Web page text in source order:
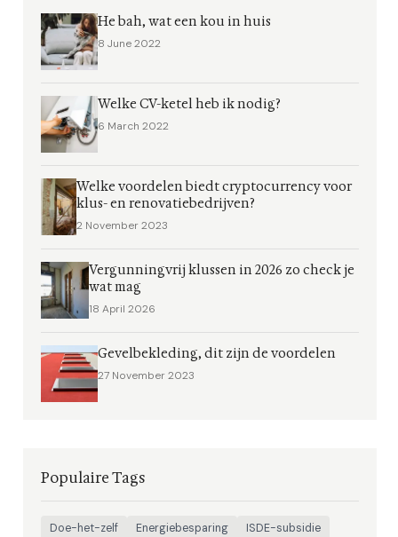
He bah, wat een kou in huis
8 June 2022
Welke CV-ketel heb ik nodig?
6 March 2022
Welke voordelen biedt cryptocurrency voor
klus- en renovatiebedrijven?
2 November 2023
Vergunningvrij klussen in 2026 zo check je
wat mag
18 April 2026
Gevelbekleding, dit zijn de voordelen
27 November 2023
Populaire Tags
Doe-het-zelf Energiebesparing
ISDE-subsidie